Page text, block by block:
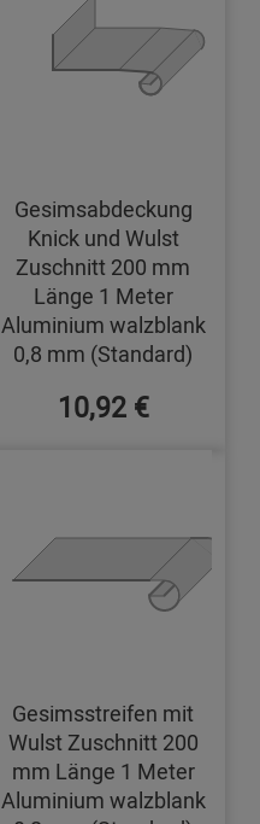
Gesimsabdeckung
Knick und Wulst
Zuschnitt 200 mm
Länge 1 Meter
Aluminium walzblank
0,8 mm (Standard)
10,92 €
Gesimsstreifen mit
Wulst Zuschnitt 200
mm Länge 1 Meter
Aluminium walzblank